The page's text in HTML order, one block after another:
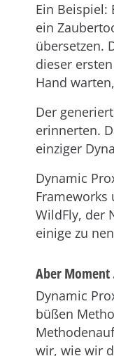
Ein Beispiel:
ein
übersetzen.
dieser
Hand
Der
erinnerten.
einziger
Dynamic
Frameworks
WildFly, der
einige zu
Aber
Dynamic
büßen
wir, wie wir